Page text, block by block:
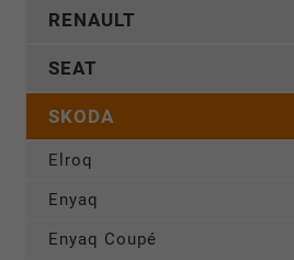
RENAULT
SEAT
SKODA
Elroq
Enyaq
Enyaq Coupé